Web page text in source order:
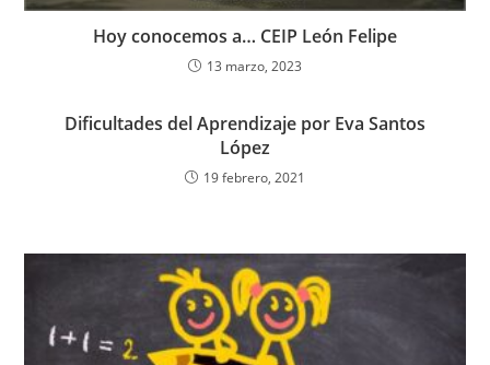
Hoy conocemos a… CEIP León Felipe
13 marzo, 2023
Dificultades del Aprendizaje por Eva Santos
López
19 febrero, 2021